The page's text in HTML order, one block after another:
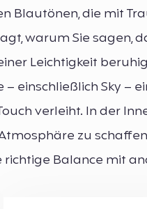
Blautönen, die mit
warum Sie sagen,
Leichtigkeit
einschließlich Sky –
verleiht. In der
zu
Balance mit